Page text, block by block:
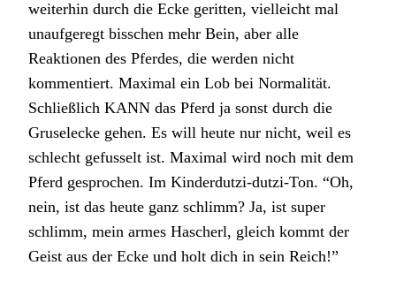
weiterhin durch die Ecke geritten, vielleicht mal
unaufgeregt bisschen mehr Bein, aber alle
Reaktionen des Pferdes, die werden nicht
kommentiert. Maximal ein Lob bei Normalität.
Schließlich KANN das Pferd ja sonst durch die
Gruselecke gehen. Es will heute nur nicht, weil es
schlecht gefusselt ist. Maximal wird noch mit dem
Pferd gesprochen. Im Kinderdutzi-dutzi-Ton. “Oh,
nein, ist das heute ganz schlimm? Ja, ist super
schlimm, mein armes Hascherl, gleich kommt der
Geist aus der Ecke und holt dich in sein Reich!”